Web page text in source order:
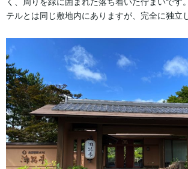
テルとは同じ敷地内にありますが、完全に独立